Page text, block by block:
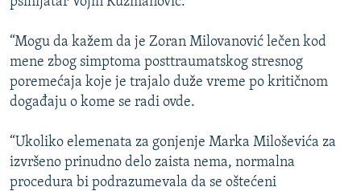
“Mogu da kažem da je Zoran Milovanović lečen kod
mene zbog simptoma posttraumatskog stresnog
poremećaja koje je trajalo duže vreme po kritičnom
događaju o kome se radi ovde.
“Ukoliko elemenata za gonjenje Marka Miloševića za
izvršeno prinudno delo zaista nema, normalna
procedura bi podrazumevala da se oštećeni